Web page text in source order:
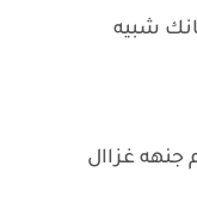
شبيه
غزاال